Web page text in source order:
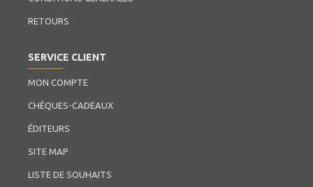
RETOURS
SERVICE CLIENT
MON COMPTE
CHÈQUES-CADEAUX
ÉDITEURS
SITE MAP
LISTE DE SOUHAITS